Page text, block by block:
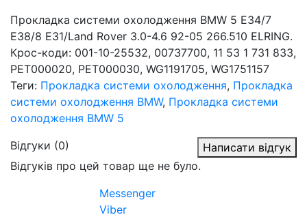
Прокладка системи охолодження BMW 5 E34/7
E38/8 E31/Land Rover 3.0-4.6 92-05 266.510 ELRING.
Крос-коди: 001-10-25532, 00737700, 11 53 1 731 833,
PET000020, PET000030, WG1191705, WG1751157
Теги: Прокладка системи охолодження, Прокладка
системи охолодження BMW, Прокладка системи
охолодження BMW 5
Відгуки (0)
Написати відгук
Відгуків про цей товар ще не було.
Messenger
Viber